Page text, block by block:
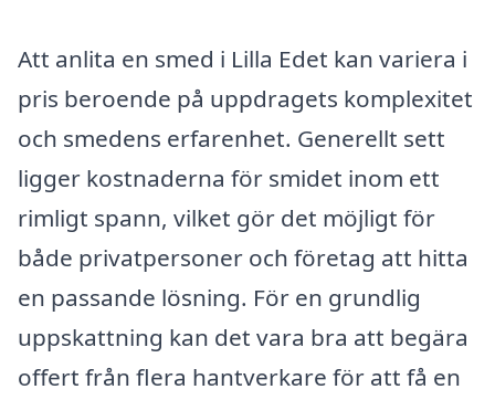
Att anlita en smed i Lilla Edet kan variera i
pris beroende på uppdragets komplexitet
och smedens erfarenhet. Generellt sett
ligger kostnaderna för smidet inom ett
rimligt spann, vilket gör det möjligt för
både privatpersoner och företag att hitta
en passande lösning. För en grundlig
uppskattning kan det vara bra att begära
offert från flera hantverkare för att få en